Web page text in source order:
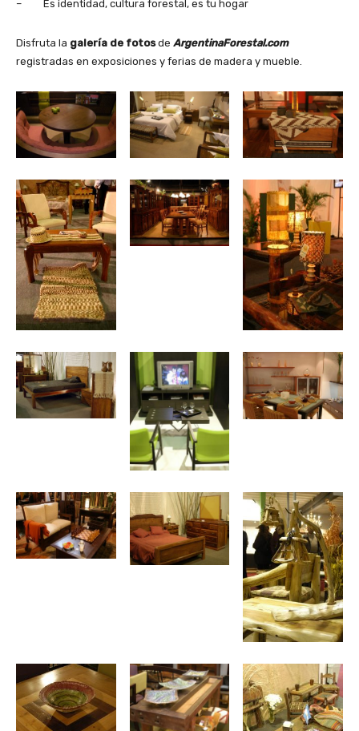
– Es identidad, cultura forestal, es tu hogar
Disfruta la galería de fotosde ArgentinaForestal.com
registradas en exposiciones y ferias de madera y mueble.